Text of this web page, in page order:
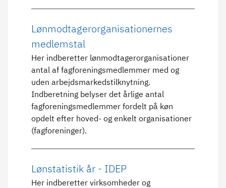
Lønmodtagerorganisationernes
medlemstal
Her indberetter lønmodtagerorganisationer
antal af fagforeningsmedlemmer med og
uden arbejdsmarkedstilknytning.
Indberetning belyser det årlige antal
fagforeningsmedlemmer fordelt på køn
opdelt efter hoved- og enkelt organisationer
(fagforeninger).
Lønstatistik år - IDEP
Her indberetter virksomheder og